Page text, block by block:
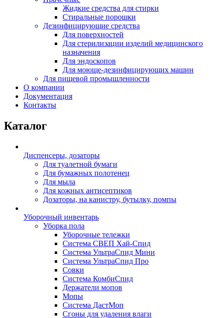
Жидкие средства для стирки
Стиральные порошки
Дезинфицирующие средства
Для поверхностей
Для стерилизации изделий медицинского
назначения
Для эндоскопов
Для моюще-дезинфицирующих машин
Для пищевой промышленности
О компании
Документация
Контакты
Каталог
Диспенсеры, дозаторы
Для туалетной бумаги
Для бумажных полотенец
Для мыла
Для кожных антисептиков
Дозаторы, на канистру, бутылку, помпы
Уборочный инвентарь
Уборка пола
Уборочные тележки
Система СВЕП Хай-Спид
Система УльтраСпид Мини
Система УльтраСпид Про
Совки
Система КомбиСпид
Держатели мопов
Мопы
Система ДастМоп
Сгоны для удаления влаги